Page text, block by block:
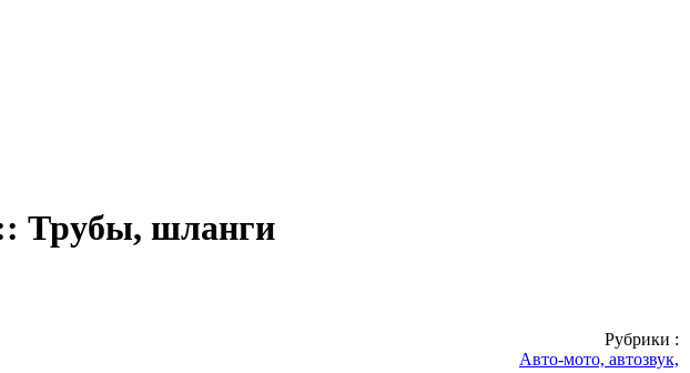
:: Трубы, шланги
Рубрики :
Авто-мото, автозвук,